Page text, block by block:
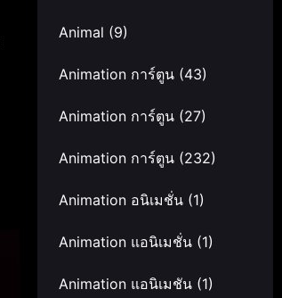
Animal (9)
Animation การ์ตูน (43)
Animation การ์ตูน (27)
Animation การ์ตูน (232)
Animation อนิเมชั่น (1)
Animation แอนิเมชั่น (1)
Animation แอนิเมชัน (1)